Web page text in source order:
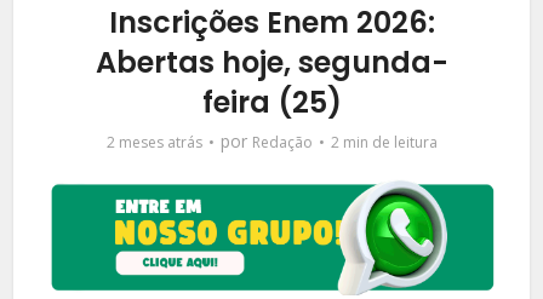
Inscrições Enem 2026:
Abertas hoje, segunda-
feira (25)
2 meses atrás por Redação 2 min de leitura